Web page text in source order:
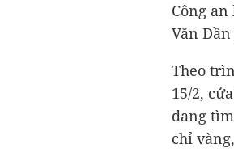
Công
Văn
Theo
15/2,
đang
chỉ